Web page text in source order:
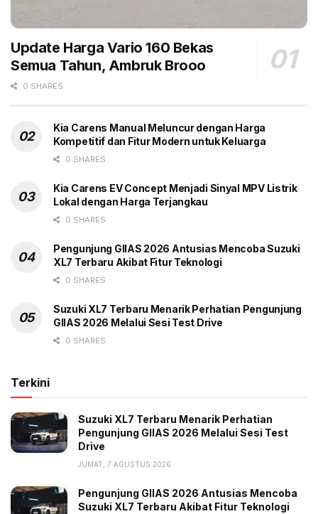
Zenix
Update Harga Vario 160 Bekas
Semua Tahun, Ambruk Brooo
0 SHARES
Kia Carens Manual Meluncur dengan Harga
Kompetitif dan Fitur Modern untuk Keluarga
0 SHARES
Kia Carens EV Concept Menjadi Sinyal MPV Listrik
Lokal dengan Harga Terjangkau
0 SHARES
Pengunjung GIIAS 2026 Antusias Mencoba Suzuki
XL7 Terbaru Akibat Fitur Teknologi
0 SHARES
Suzuki XL7 Terbaru Menarik Perhatian Pengunjung
GIIAS 2026 Melalui Sesi Test Drive
0 SHARES
Terkini
Suzuki XL7 Terbaru Menarik Perhatian
Pengunjung GIIAS 2026 Melalui Sesi Test
Drive
JUMAT, 7 AGUSTUS 2026
Pengunjung GIIAS 2026 Antusias Mencoba
Suzuki XL7 Terbaru Akibat Fitur Teknologi